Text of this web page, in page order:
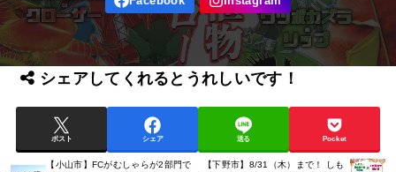
シェアしてくれるとうれしいです！
ポスト シェア 送る Pocket
【小山市】FCがむしゃらが2部門で
【下野市】8/31（木）まで！ しも